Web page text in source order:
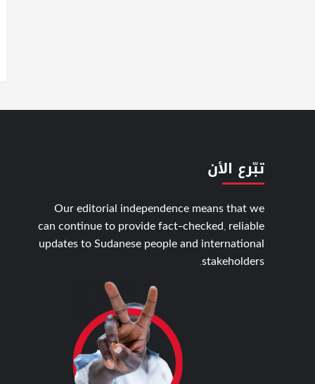
تبّرع الأن
Our editorial independence means that we
can continue to provide fact-checked, reliable
updates to Sudanese people and international
stakeholders.